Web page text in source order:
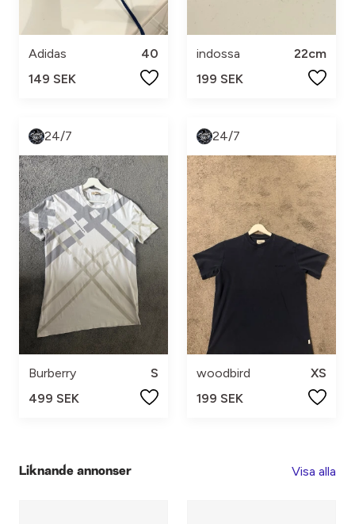
Adidas
40
149 SEK
indossa
22cm
199 SEK
24/7
Burberry
S
499 SEK
24/7
woodbird
XS
199 SEK
Liknande annonser Visa alla